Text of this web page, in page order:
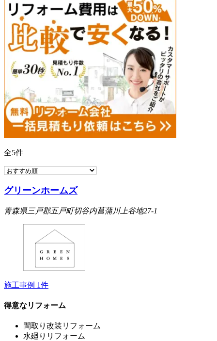
全5件
グリーンホームズ
青森県三戸郡五戸町切谷内菖蒲川上谷地27-1
施工事例 1件
得意なリフォーム
間取り改装リフォーム
水廻りリフォーム